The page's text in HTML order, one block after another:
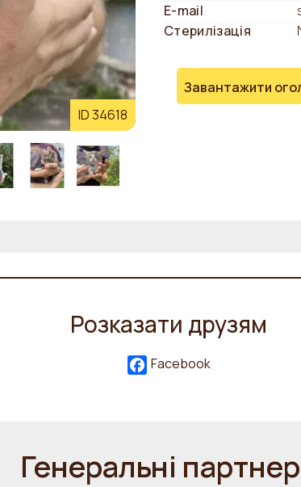
ID 34618
E-mail
Стерилізація
Завантажити
Розказати друзям
Facebook
Генеральні